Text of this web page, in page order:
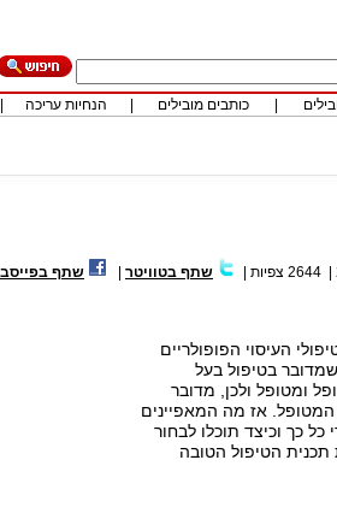
כותבים מובילים הנחיות עריכה
2644 צפיות שתף בטוויטר שתף
העיסוי הפופולריים
בטיפול בעל
ומטופל ולכן, מדובר
אז מה המאפיינים
כל כך וכיצד תוכלו לבחור
הטיפול הטובה